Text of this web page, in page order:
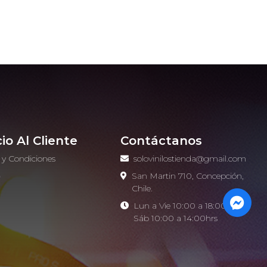
Al Cliente
Condiciones
Contáctanos
solovinilostienda@gmail.com
San Martin 710, Concepción,
Chile.
Lun a Vie 10:00 a 18:00hrs -
Sáb 10:00 a 14:00hrs